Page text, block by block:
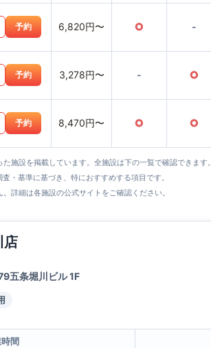
予約 6,820円〜 ○ -
予約 3,278円〜 - ○
予約 8,470円〜 ○ ○
施設を掲載しています。全施設は下の一覧で確認できます。
・基準に基づき、特におすすめする項目です。
詳細は各施設の公式サイトをご確認ください。
店
五条堀川ビル 1F
間